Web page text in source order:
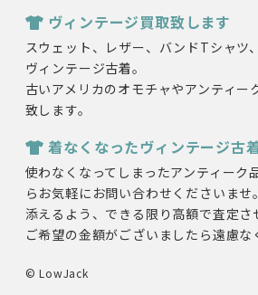
ヴィンテージ買取致します
スウェット、レザー、バンドTシャツ
ヴィンテージ古着。
古いアメリカのオモチャやアンティー
致します。
着なくなったヴィンテージ古
使わなくなってしまったアンティーク
らお気軽にお問い合わせくださいま
添えるよう、できる限り高額で査定さ
ご希望の金額がございましたら遠慮な
© LowJack